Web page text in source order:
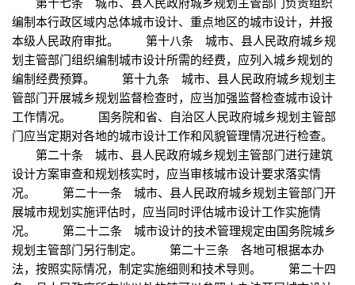
编制本行政区域内总体城市设计、重点地区的城市设计，并报
本级人民政府审批。 第十八条 城市、县人民政府城乡规
划主管部门组织编制城市设计所需的经费，应列入城乡规划的
编制经费预算。 第十九条 城市、县人民政府城乡规划主
管部门开展城乡规划监督检查时，应当加强监督检查城市设计
工作情况。 国务院和省、自治区人民政府城乡规划主管部
门应当定期对各地的城市设计工作和风貌管理情况进行检查。
第二十条 城市、县人民政府城乡规划主管部门进行建筑
设计方案审查和规划核实时，应当审核城市设计要求落实情
况。 第二十一条 城市、县人民政府城乡规划主管部门开
展城市规划实施评估时，应当同时评估城市设计工作实施情
况。 第二十二条 城市设计的技术管理规定由国务院城乡
规划主管部门另行制定。 第二十三条 各地可根据本办
法，按照实际情况，制定实施细则和技术导则。 第二十四